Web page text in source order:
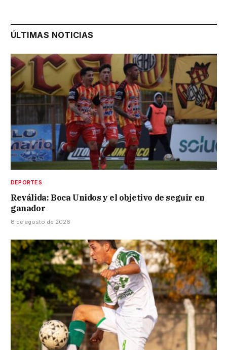
ÚLTIMAS NOTICIAS
DEPORTES
Reválida: Boca Unidos y el objetivo de seguir en
ganador
8 de agosto de 2026